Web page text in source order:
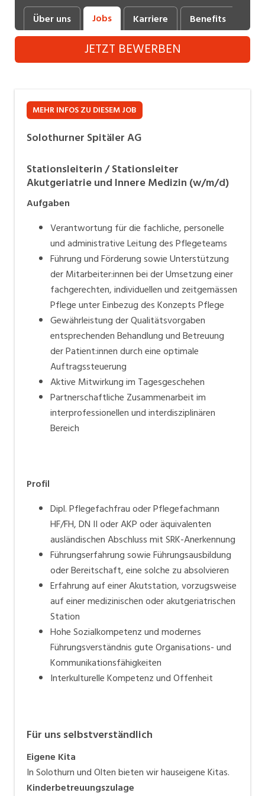
Industrie, Maschinenbau, Anlagenbau,
Produktion
Informatik, Telekommunikation
Körperpflege, Wellness
Marketing, Kommunikation, Medien, Druck
Mechanik, Elektronik, Optik (Fertigung)
Medizin, Gesundheitswesen, Pflege
Sicherheit, Rettung, Polizei, Zoll
Aussendienst
Über uns Jobs Karriere Benefits
JETZT BEWERBEN
MEHR INFOS ZU DIESEM JOB
Solothurner Spitäler AG
Stationsleiterin / Stationsleiter
Akutgeriatrie und Innere Medizin (w/m/d)
Aufgaben
Verantwortung für die fachliche, personelle
und administrative Leitung des Pflegeteams
Führung und Förderung sowie Unterstützung
der Mitarbeiter:innen bei der Umsetzung einer
fachgerechten, individuellen und zeitgemässen
Pflege unter Einbezug des Konzepts Pflege
Gewährleistung der Qualitätsvorgaben
entsprechenden Behandlung und Betreuung
der Patient:innen durch eine optimale
Auftragssteuerung
Aktive Mitwirkung im Tagesgeschehen
Partnerschaftliche Zusammenarbeit im
interprofessionellen und interdisziplinären
Bereich
Profil
Dipl. Pflegefachfrau oder Pflegefachmann
HF/FH, DN II oder AKP oder äquivalenten
ausländischen Abschluss mit SRK-Anerkennung
Führungserfahrung sowie Führungsausbildung
oder Bereitschaft, eine solche zu absolvieren
Erfahrung auf einer Akutstation, vorzugsweise
auf einer medizinischen oder akutgeriatrischen
Station
Hohe Sozialkompetenz und modernes
Führungsverständnis gute Organisations- und
Kommunikationsfähigkeiten
Interkulturelle Kompetenz und Offenheit
Für uns selbstverständlich
Eigene Kita
In Solothurn und Olten bieten wir hauseigene Kitas.
Kinderbetreuungszulage